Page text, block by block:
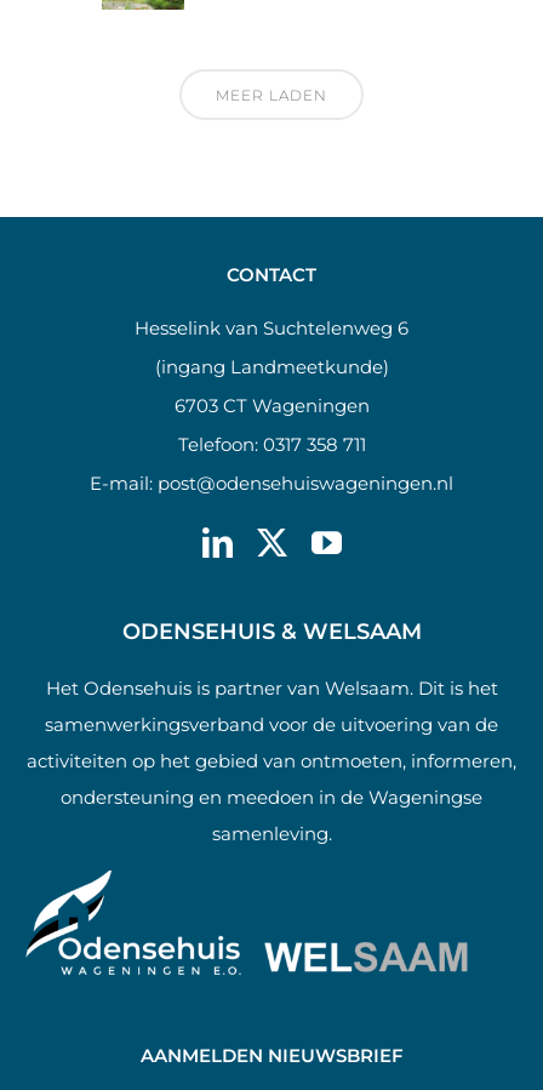
MEER LADEN
CONTACT
Hesselink van Suchtelenweg 6
(ingang Landmeetkunde)
6703 CT Wageningen
Telefoon: 0317 358 711
E-mail: post@odensehuiswageningen.nl
ODENSEHUIS & WELSAAM
Het Odensehuis is partner van Welsaam. Dit is het
samenwerkingsverband voor de uitvoering van de
activiteiten op het gebied van ontmoeten, informeren,
ondersteuning en meedoen in de Wageningse
samenleving.
AANMELDEN NIEUWSBRIEF